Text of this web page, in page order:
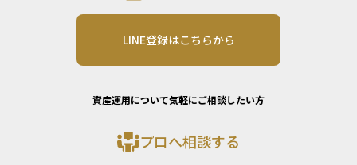
LINE登録はこちらから
資産運用について気軽にご相談したい方
プロへ相談する